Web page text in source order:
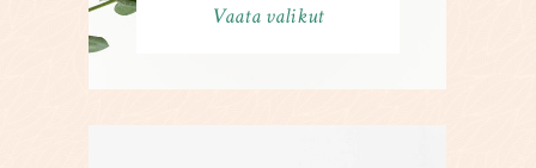
Vaata valikut